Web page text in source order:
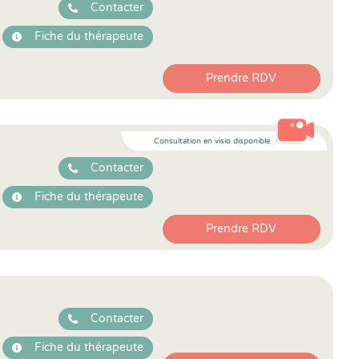
Contacter
Fiche du thérapeute
Prendre RDV
Consultation en visio disponible
Contacter
Fiche du thérapeute
Prendre RDV
Contacter
Fiche du thérapeute